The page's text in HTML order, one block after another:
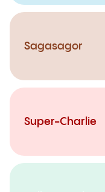
Sagasagor
Super-Charlie